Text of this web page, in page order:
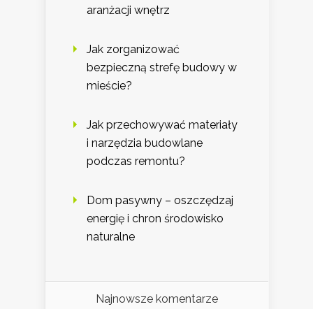
aranżacji wnętrz
Jak zorganizować
bezpieczną strefę budowy w
mieście?
Jak przechowywać materiały
i narzędzia budowlane
podczas remontu?
Dom pasywny – oszczędzaj
energię i chron środowisko
naturalne
Najnowsze komentarze